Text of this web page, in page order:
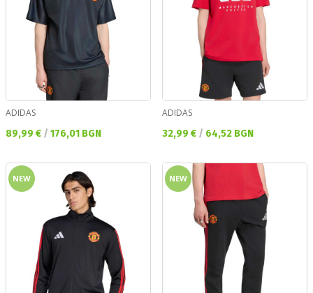
ADIDAS
Текуща цена:
89,99 € / 176,01 BGN
ADIDAS
Текуща цена:
32,99 € / 64,52 BGN
NEW NEW